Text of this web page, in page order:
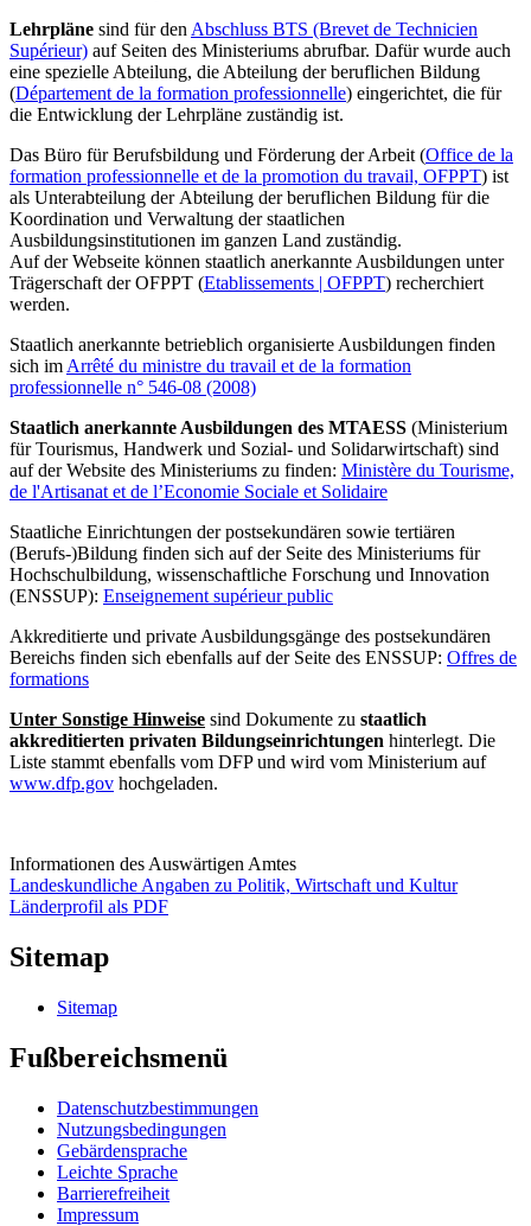
Lehrpläne sind für den Abschluss BTS (Brevet de Technicien
Supérieur) auf Seiten des Ministeriums abrufbar. Dafür wurde auch
eine spezielle Abteilung, die Abteilung der beruflichen Bildung
(Département de la formation professionnelle) eingerichtet, die für
die Entwicklung der Lehrpläne zuständig ist.
Das Büro für Berufsbildung und Förderung der Arbeit (Office de la
formation professionnelle et de la promotion du travail, OFPPT) ist
als Unterabteilung der Abteilung der beruflichen Bildung für die
Koordination und Verwaltung der staatlichen
Ausbildungsinstitutionen im ganzen Land zuständig.
Auf der Webseite können staatlich anerkannte Ausbildungen unter
Trägerschaft der OFPPT (Etablissements | OFPPT) recherchiert
werden.
Staatlich anerkannte betrieblich organisierte Ausbildungen finden
sich im Arrêté du ministre du travail et de la formation
professionnelle n° 546-08 (2008)
Staatlich anerkannte Ausbildungen des MTAESS (Ministerium
für Tourismus, Handwerk und Sozial- und Solidarwirtschaft) sind
auf der Website des Ministeriums zu finden: Ministère du Tourisme,
de l'Artisanat et de l’Economie Sociale et Solidaire
Staatliche Einrichtungen der postsekundären sowie tertiären
(Berufs-)Bildung finden sich auf der Seite des Ministeriums für
Hochschulbildung, wissenschaftliche Forschung und Innovation
(ENSSUP): Enseignement supérieur public
Akkreditierte und private Ausbildungsgänge des postsekundären
Bereichs finden sich ebenfalls auf der Seite des ENSSUP: Offres de
formations
Unter Sonstige Hinweise sind Dokumente zu staatlich
akkreditierten privaten Bildungseinrichtungen hinterlegt. Die
Liste stammt ebenfalls vom DFP und wird vom Ministerium auf
www.dfp.gov hochgeladen.
Informationen des Auswärtigen Amtes
Landeskundliche Angaben zu Politik, Wirtschaft und Kultur
Länderprofil als PDF
Sitemap
Sitemap
Fußbereichsmenü
Datenschutzbestimmungen
Nutzungsbedingungen
Gebärdensprache
Leichte Sprache
Barrierefreiheit
Impressum